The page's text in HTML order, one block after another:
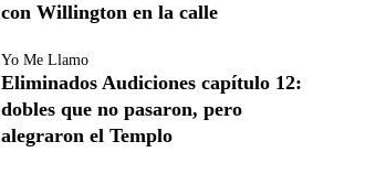
con Willington en la calle
Yo Me Llamo
Eliminados Audiciones capítulo 12:
dobles que no pasaron, pero
alegraron el Templo